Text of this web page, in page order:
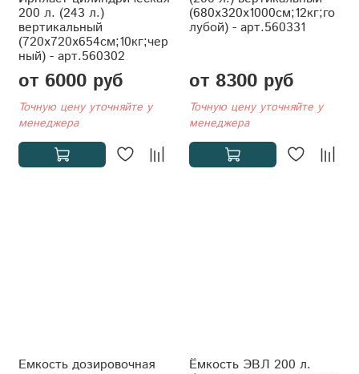
200 л. (243 л.)
вертикальный
(720x720x654см;10кг;чер
ный) - арт.560302
от 6000 руб
Точную цену уточняйте у
менеджера
(680x320x1000см;12кг;го
лубой) - арт.560331
от 8300 руб
Точную цену уточняйте у
менеджера
Емкость дозировочная Ёмкость ЭВЛ 200 л.